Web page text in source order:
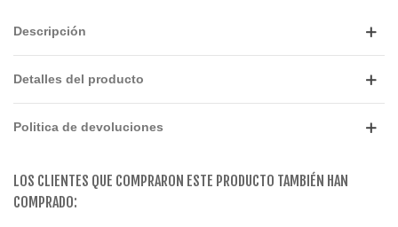
Descripción
Detalles del producto
Politica de devoluciones
LOS CLIENTES QUE COMPRARON ESTE PRODUCTO TAMBIÉN HAN
COMPRADO: